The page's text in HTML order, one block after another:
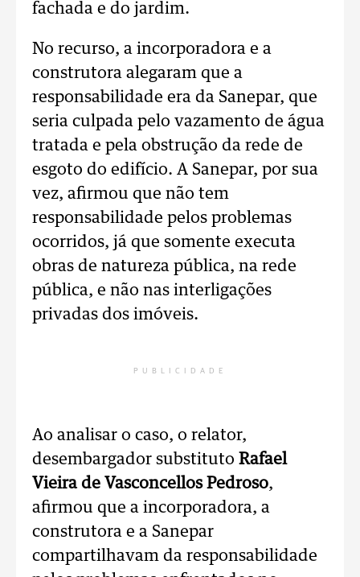
fachada e do jardim.
No recurso, a incorporadora e a
construtora alegaram que a
responsabilidade era da Sanepar, que
seria culpada pelo vazamento de água
tratada e pela obstrução da rede de
esgoto do edifício. A Sanepar, por sua
vez, afirmou que não tem
responsabilidade pelos problemas
ocorridos, já que somente executa
obras de natureza pública, na rede
pública, e não nas interligações
privadas dos imóveis.
PUBLICIDADE
Ao analisar o caso, o relator,
desembargador substituto Rafael
Vieira de Vasconcellos Pedroso,
afirmou que a incorporadora, a
construtora e a Sanepar
compartilhavam da responsabilidade